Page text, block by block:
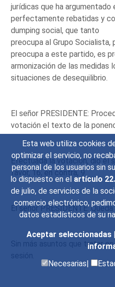
Esta web utiliza cookies
optimizar el servicio, no
personal de los usuarios sin
lo dispuesto en el artículo
de julio, de servicios de la
comercio electrónico,
datos estadísticos de su
Aceptar seleccionadas |
Necesarias|
jurídicas que ha argumentado
perfectamente rebatidas y
dumping social, que tanto
preocupa al Grupo Socialista,
preocupa a este partido, es
armonización de las medidas
situaciones de desequilibrio.
El señor PRESIDENTE:
votación el texto de la
Efectuada la votación, dio el
favor, 16; en contra, 9.
El señor PRESIDENTE:
Sin más asuntos que tratar
sesión.